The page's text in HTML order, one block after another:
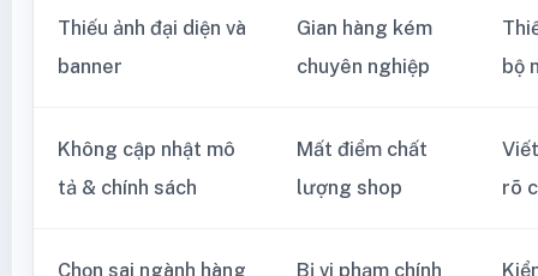
Thiếu ảnh đại diện và
banner
Gian hàng kém
chuyên nghiệp
bộ
Không cập nhật mô
tả & chính sách
Mất điểm chất
lượng shop
rõ
Chọn sai ngành hàng
Bị vi phạm chính